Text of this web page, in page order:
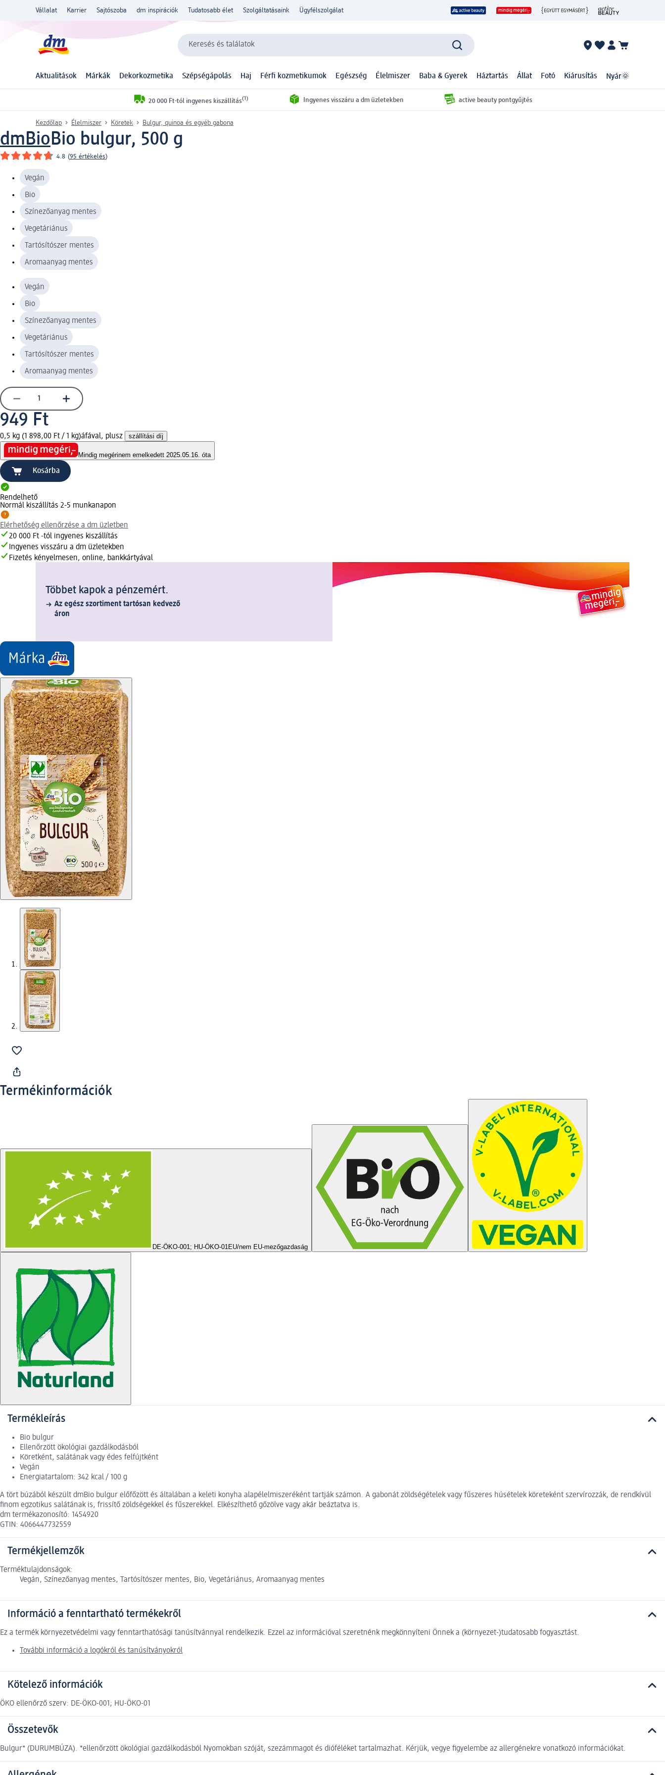
Vállalat Karrier Sajtószoba dm inspirációk Tudatosabb élet Szolgáltatásaink Ügyfélszolgálat
Keresés és találatok
Aktualitások Márkák Dekorkozmetika Szépségápolás Haj Férfi kozmetikumok Egészség Élelmiszer Baba & Gyerek Háztartás Állat Fotó Kiárusítás Nyár🌞
20 000 Ft-tól ingyenes kiszállítás(1) Ingyenes visszáru a dm üzletekben active beauty pontgyűjtés
Kezdőlap Élelmiszer Köretek Bulgur, quinoa és egyéb gabona
dmBioBio bulgur, 500 g
4.8 (95 értékelés)
Vegán
Bio
Színezőanyag mentes
Vegetáriánus
Tartósítószer mentes
Aromaanyag mentes
Vegán
Bio
Színezőanyag mentes
Vegetáriánus
Tartósítószer mentes
Aromaanyag mentes
949 Ft
0,5 kg (1 898,00 Ft / 1 kg)áfával, plusz szállítási díj
Mindig megérinem emelkedett 2025.05.16. óta
Kosárba
Rendelhető
Normál kiszállítás 2-5 munkanapon
Elérhetőség ellenőrzése a dm üzletben
20 000 Ft -tól ingyenes kiszállítás
Ingyenes visszáru a dm üzletekben
Fizetés kényelmesen, online, bankkártyával
Többet kapok a pénzemért.
Az egész szortiment tartósan kedvező
áron
Termékinformációk
DE-ÖKO-001; HU-ÖKO-01EU/nem EU-mezőgazdaság
Termékleírás
Bio bulgur
Ellenőrzött ökológiai gazdálkodásból
Köretként, salátának vagy édes felfújtként
Vegán
Energiatartalom: 342 kcal / 100 g
A tört búzából készült dmBio bulgur előfőzött és általában a keleti konyha alapélelmiszeréként tartják számon. A gabonát zöldségételek vagy fűszeres húsételek köreteként szervírozzák, de rendkívül
finom egzotikus salátának is, frissítő zöldségekkel és fűszerekkel. Elkészíthető gőzölve vagy akár beáztatva is.
dm termékazonosító: 1454920
GTIN: 4066447732559
Termékjellemzők
Terméktulajdonságok:
Vegán, Színezőanyag mentes, Tartósítószer mentes, Bio, Vegetáriánus, Aromaanyag mentes
Információ a fenntartható termékekről
Ez a termék környezetvédelmi vagy fenntarthatósági tanúsítvánnyal rendelkezik. Ezzel az információval szeretnénk megkönnyíteni Önnek a (környezet-)tudatosabb fogyasztást.
További információ a logókról és tanúsítványokról
Kötelező információk
ÖKO ellenőrző szerv: DE-ÖKO-001; HU-ÖKO-01
Összetevők
Bulgur* (DURUMBÚZA). *ellenőrzött ökológiai gazdálkodásból Nyomokban szóját, szezámmagot és dióféléket tartalmazhat. Kérjük, vegye figyelembe az allergénekre vonatkozó információkat.